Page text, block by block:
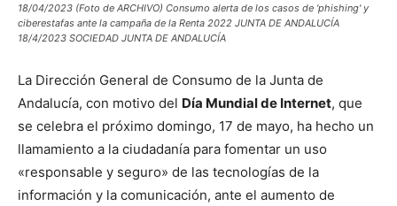
18/04/2023 (Foto de ARCHIVO) Consumo alerta de los casos de 'phishing' y
ciberestafas ante la campaña de la Renta 2022 JUNTA DE ANDALUCÍA
18/4/2023 SOCIEDAD JUNTA DE ANDALUCÍA
La Dirección General de Consumo de la Junta de
Andalucía, con motivo del Día Mundial de Internet, que
se celebra el próximo domingo, 17 de mayo, ha hecho un
llamamiento a la ciudadanía para fomentar un uso
«responsable y seguro» de las tecnologías de la
información y la comunicación, ante el aumento de